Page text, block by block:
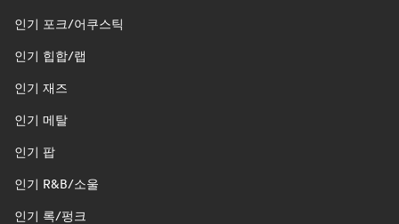
인기 포크/어쿠스틱
인기 힙합/랩
인기 재즈
인기 메탈
인기 팝
인기 R&B/소울
인기 록/펑크